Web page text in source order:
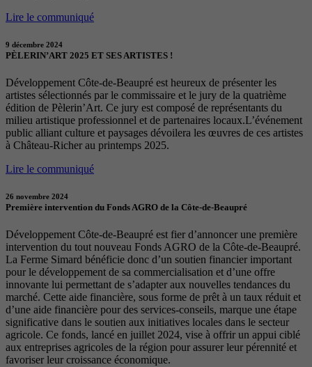
Lire le communiqué
9 décembre 2024
PÈLERIN’ART 2025 ET SES ARTISTES !
Développement Côte-de-Beaupré est heureux de présenter les
artistes sélectionnés par le commissaire et le jury de la quatrième
édition de Pèlerin’Art. Ce jury est composé de représentants du
milieu artistique professionnel et de partenaires locaux.L’événement
public alliant culture et paysages dévoilera les œuvres de ces artistes
à Château-Richer au printemps 2025.
Lire le communiqué
26 novembre 2024
Première intervention du Fonds AGRO de la Côte-de-Beaupré
Développement Côte-de-Beaupré est fier d’annoncer une première
intervention du tout nouveau Fonds AGRO de la Côte-de-Beaupré.
La Ferme Simard bénéficie donc d’un soutien financier important
pour le développement de sa commercialisation et d’une offre
innovante lui permettant de s’adapter aux nouvelles tendances du
marché. Cette aide financière, sous forme de prêt à un taux réduit et
d’une aide financière pour des services-conseils, marque une étape
significative dans le soutien aux initiatives locales dans le secteur
agricole. Ce fonds, lancé en juillet 2024, vise à offrir un appui ciblé
aux entreprises agricoles de la région pour assurer leur pérennité et
favoriser leur croissance économique.